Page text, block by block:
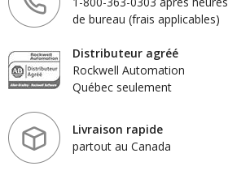
de bureau (frais applicables)
Distributeur agréé
Rockwell Automation
Québec seulement
Livraison rapide
partout au Canada